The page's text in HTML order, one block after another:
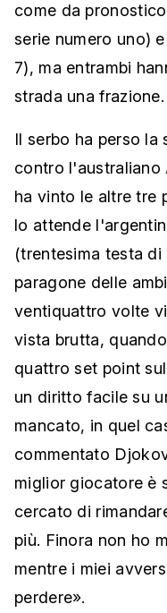
come da
serie numero uno)
7), ma entrambi
strada una frazione.
Il serbo ha perso
contro l'australiano
ha vinto le altre tre
lo attende
(trentesima testa di
paragone delle
ventiquattro volte
vista brutta,
quattro set point
un diritto facile su
mancato, in quel
commentato
miglior giocatore è
cercato di
più. Finora non ho
mentre i miei
perdere».